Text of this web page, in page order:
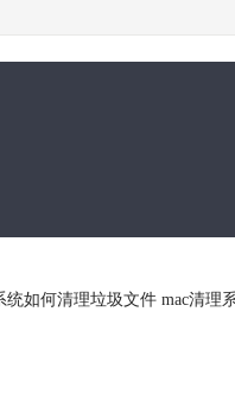
统如何清理垃圾文件 mac清理